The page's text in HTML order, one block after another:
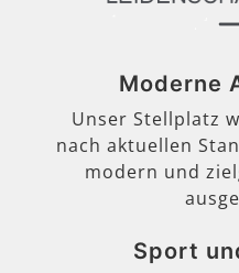
Moderne
Unser Stellplatz
nach aktuellen
modern und
Sport